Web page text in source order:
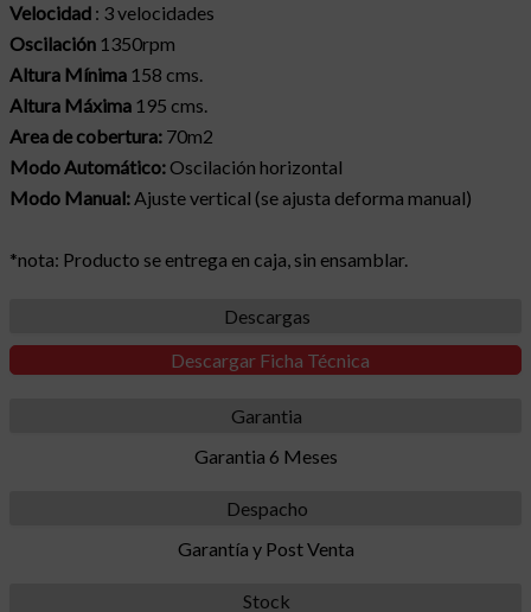
Velocidad : 3 velocidades
Oscilación 1350rpm
Altura Mínima 158 cms.
Altura Máxima 195 cms.
Area de cobertura: 70m2
Modo Automático: Oscilación horizontal
Modo Manual: Ajuste vertical (se ajusta deforma manual)
*nota: Producto se entrega en caja, sin ensamblar.
Descargas
Descargar Ficha Técnica
Garantia
Garantia 6 Meses
Despacho
Garantía y Post Venta
Stock